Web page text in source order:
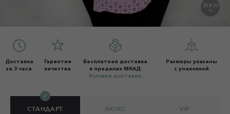
55 X 30
СМ
Доставка
за 3 часа
Гарантия
качества
Бесплатная доставка
в пределах МКАД
Условия доставки
Размеры указаны
с упаковкой
СТАНДАРТ ЛЮКС VIP